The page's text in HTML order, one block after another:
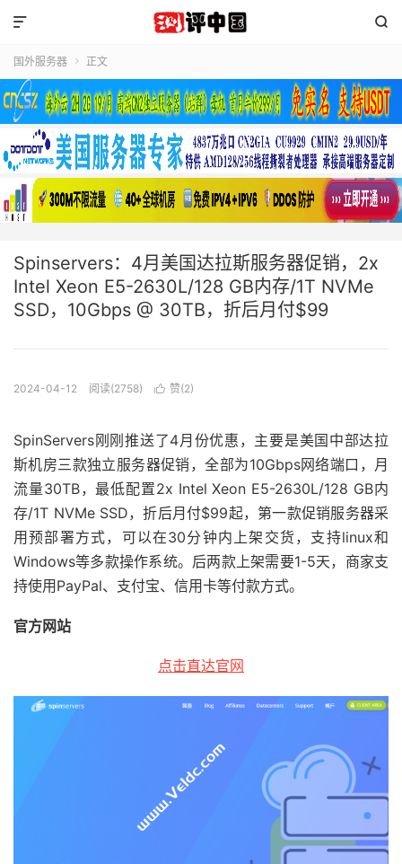


国外服务器  正文
Spinservers：4月美国达拉斯服务器促销，2x
Intel Xeon E5-2630L/128 GB内存/1T NVMe
SSD，10Gbps @ 30TB，折后月付$99
2024-04-12 阅读(2758)  赞(2)
SpinServers刚刚推送了4月份优惠，主要是美国中部达拉
斯机房三款独立服务器促销，全部为10Gbps网络端口，月
流量30TB，最低配置2x Intel Xeon E5-2630L/128 GB内
存/1T NVMe SSD，折后月付$99起，第一款促销服务器采
用预部署方式，可以在30分钟内上架交货，支持linux和
Windows等多款操作系统。后两款上架需要1-5天，商家支
持使用PayPal、支付宝、信用卡等付款方式。
官方网站
点击直达官网